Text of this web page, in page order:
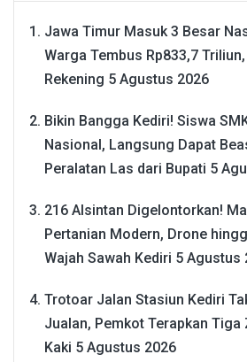
Jawa Timur Masuk 3 Besar
Warga Tembus Rp833,7
Rekening 5 Agustus 2026
Bikin Bangga Kediri! Siswa
Nasional, Langsung Dapat
Peralatan Las dari Bupati 5
216 Alsintan Digelontorkan!
Pertanian Modern, Drone
Wajah Sawah Kediri 5 Agustus
Trotoar Jalan Stasiun Kediri
Jualan, Pemkot Terapkan Tiga
Kaki 5 Agustus 2026